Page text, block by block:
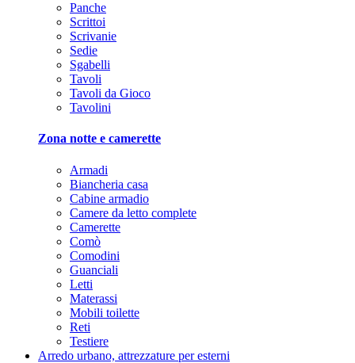
Panche
Scrittoi
Scrivanie
Sedie
Sgabelli
Tavoli
Tavoli da Gioco
Tavolini
Zona notte e camerette
Armadi
Biancheria casa
Cabine armadio
Camere da letto complete
Camerette
Comò
Comodini
Guanciali
Letti
Materassi
Mobili toilette
Reti
Testiere
Arredo urbano, attrezzature per esterni